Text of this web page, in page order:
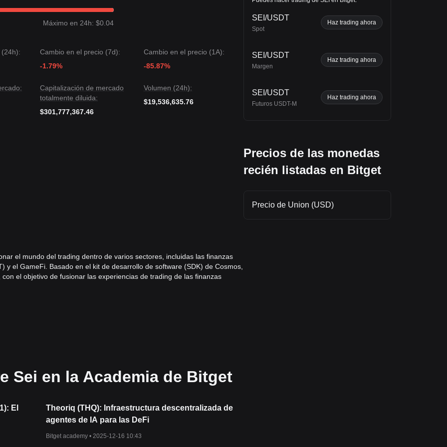
. Desde un análisis estructural de mediano plazo, el precio de
siguiente objetivo de precio podría ser $0.5100.
objetivo de precio podría ser
.
nivel de soporte clave de$0.3850, es probable que la tendencia de
Máximo en 24h: $0.04
Cambio en el precio (7d):
-1.79%
Cambio en el precio (1A):
-85.87%
Capitalización de mercado
totalmente diluida:
$301,777,367.46
Volumen (24h):
$19,536,635.76
el mundo del trading dentro de varios sectores, incluidas las finanzas
y el GameFi. Basado en el kit de desarrollo de software (SDK) de Cosmos,
el objetivo de fusionar las experiencias de trading de las finanzas
de infraestructuras DeFi, en particular para los exchanges
blockchains, Sei es específica de
a las necesidades únicas del sector del trading de criptomonedas,
abordar los desafíos a los que se enfrentan los DEX, con el objetivo de
lotes frecuentes para evitar el front-running. En lugar de ejecutar las
y las ejecuta de manera simultánea. Este método no solo aumenta la
nativos para garantizar una alimentación de datos confiable,
Sei en la Academia de Bitget
El
Theoriq (THQ): Infraestructura descentralizada de
agentes de IA para las DeFi
Bitget academy • 2025-12-16 10:43
SEI/USDT
Spot
Haz trading ahora
SEI/USDT
Margen
Haz trading ahora
SEI/USDT
Futuros USDT-M
Haz trading ahora
Precios de las monedas
recién listadas en Bitget
Precio de Union (USD)